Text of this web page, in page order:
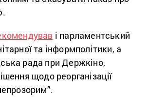
і парламентський
та інформполітики, а
рада при Держкіно,
щодо реорганізації